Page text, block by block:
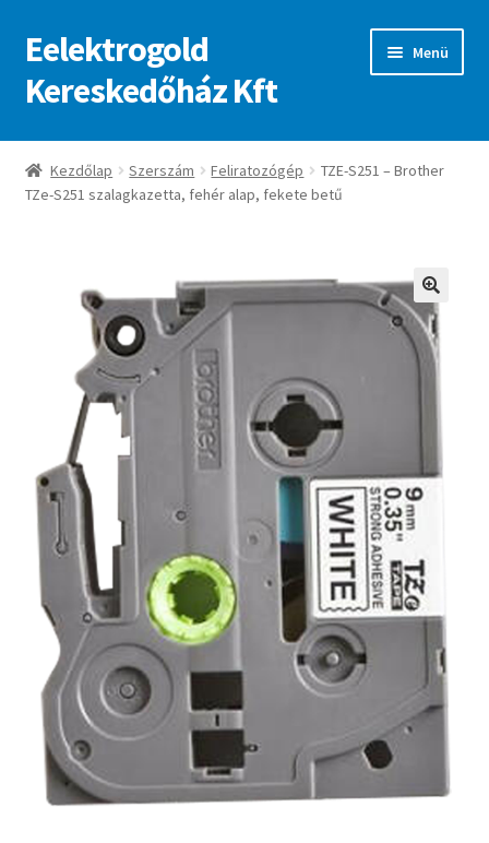
Ugrás
a
navigációhoz
Kilépés
a
tartalomba
Eelektrogold
Kereskedőház Kft
Menü
Kezdőlap
A fiókom
ajanlatkeres
Kezdőlap Szerszám Feliratozógép
TZE-S251 – Brother
TZe-S251 szalagkazetta, fehér alap, fekete betű
🔍